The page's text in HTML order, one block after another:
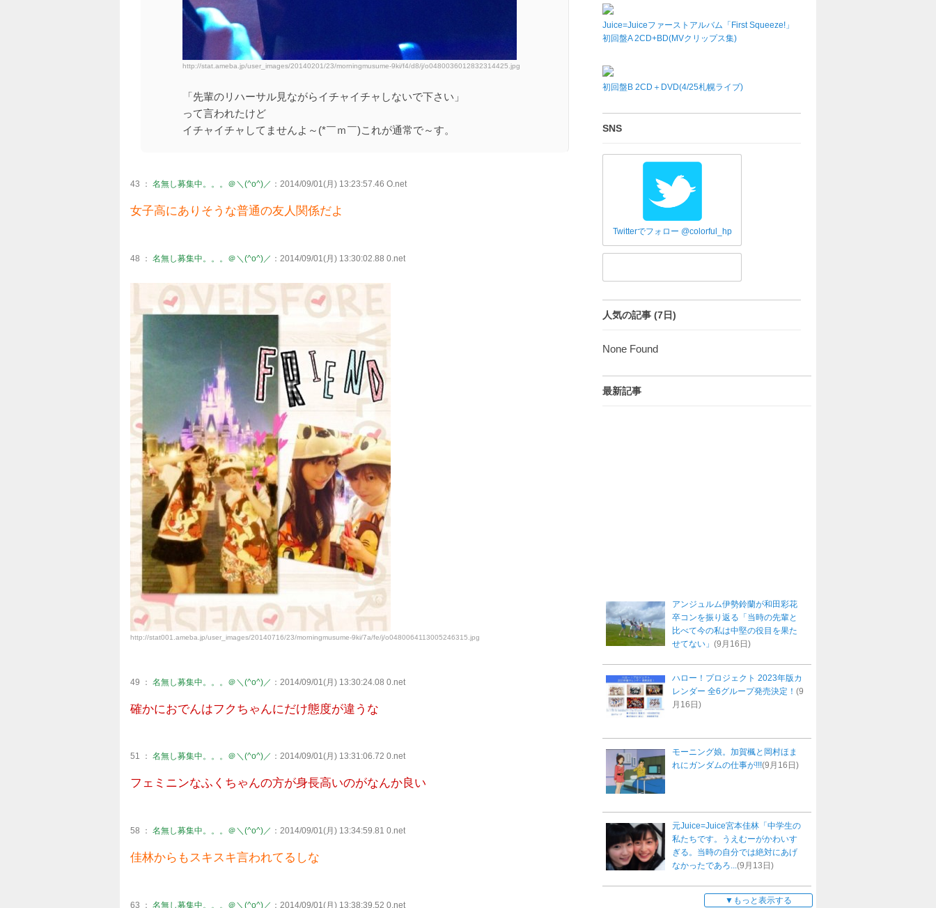
http://stat.ameba.jp/user_images/20140201/23/morningmusume-9ki/f4/d8/j/o0480036012832314425.jpg
「先輩のリハーサル見ながらイチャイチャしないで下さい」
って言われたけど
イチャイチャしてませんよ～(*￣ｍ￣)これが通常で～す。
43 ： 名無し募集中。。。＠＼(^o^)／ ：2014/09/01(月) 13:23:57.46 O.net
女子高にありそうな普通の友人関係だよ
48 ： 名無し募集中。。。＠＼(^o^)／ ：2014/09/01(月) 13:30:02.88 0.net
http://stat001.ameba.jp/user_images/20140716/23/morningmusume-9ki/7a/fe/j/o0480064113005246315.jpg
49 ： 名無し募集中。。。＠＼(^o^)／ ：2014/09/01(月) 13:30:24.08 0.net
確かにおでんはフクちゃんにだけ態度が違うな
51 ： 名無し募集中。。。＠＼(^o^)／ ：2014/09/01(月) 13:31:06.72 0.net
フェミニンなふくちゃんの方が身長高いのがなんか良い
58 ： 名無し募集中。。。＠＼(^o^)／ ：2014/09/01(月) 13:34:59.81 0.net
佳林からもスキスキ言われてるしな
63 ： 名無し募集中。。。＠＼(^o^)／ ：2014/09/01(月) 13:38:39.52 0.net
Juice=Juiceファーストアルバム「First Squeeze!」
初回盤A 2CD+BD(MVクリップス集)
初回盤B 2CD＋DVD(4/25札幌ライブ)
SNS
Twitterでフォロー @colorful_hp
人気の記事 (7日)
None Found
最新記事
アンジュルム伊勢鈴蘭が和田彩花
卒コンを振り返る「当時の先輩と
比べて今の私は中堅の役目を果た
せてない」 (9月16日)
ハロー！プロジェクト 2023年版カ
レンダー 全6グループ発売決定！ (9
月16日)
モーニング娘。加賀楓と岡村ほま
れにガンダムの仕事が!!!(9月16日)
元Juice=Juice宮本佳林「中学生の
私たちです。うえむーがかわいす
ぎる。当時の自分では絶対にあげ
なかったであろ...(9月13日)
もっと表示する